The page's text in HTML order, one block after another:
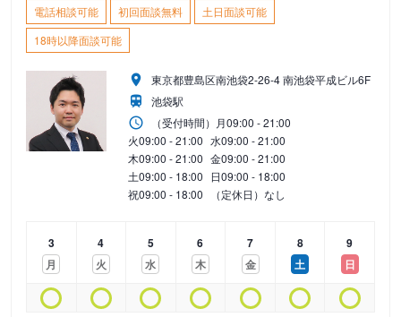
電話相談可能 初回面談無料
土日面談可能
18時以降面談可能
東京都豊島区南池袋2-26-4 南池袋平成ビル6F
池袋駅
（受付時間） 月09:00 - 21:00
火09:00 - 21:00 水09:00 - 21:00
木09:00 - 21:00 金09:00 - 21:00
土09:00 - 18:00 日09:00 - 18:00
祝09:00 - 18:00 （定休日）なし
3
月
4
火
5
水
6
木
7
金
8
土
9
日